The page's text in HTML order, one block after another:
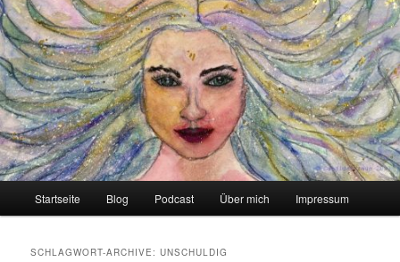
Startseite Blog Podcast Über mich Impressum
SCHLAGWORT-ARCHIVE:UNSCHULDIG